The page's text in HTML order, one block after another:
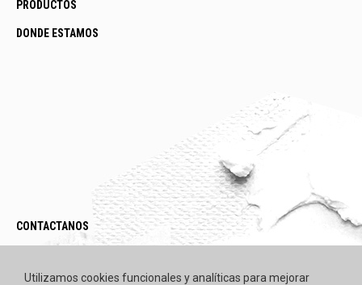
PRODUCTOS
DONDE ESTAMOS
CONTACTANOS
Utilizamos cookies funcionales y analíticas para mejorar